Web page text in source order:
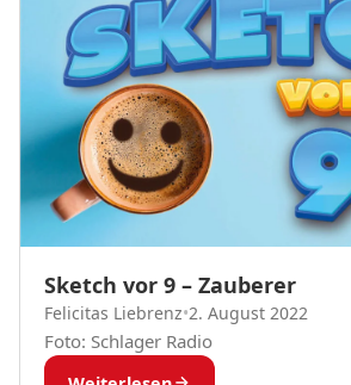
Sketch vor 9 – Zauberer
Felicitas Liebrenz•2. August 2022
Foto: Schlager Radio